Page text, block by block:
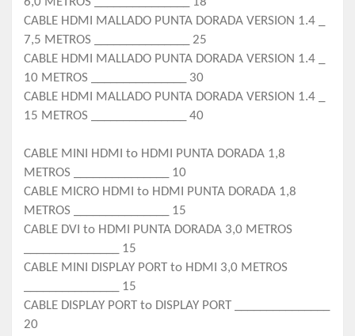
CABLE HDMI MALLADO PUNTA DORADA VERSION 1.4 _
7,5 METROS _______________ 25
CABLE HDMI MALLADO PUNTA DORADA VERSION 1.4 _
10 METROS _______________ 30
CABLE HDMI MALLADO PUNTA DORADA VERSION 1.4 _
15 METROS _______________ 40
CABLE MINI HDMI to HDMI PUNTA DORADA 1,8
METROS _______________ 10
CABLE MICRO HDMI to HDMI PUNTA DORADA 1,8
METROS _______________ 15
CABLE DVI to HDMI PUNTA DORADA 3,0 METROS
_______________ 15
CABLE MINI DISPLAY PORT to HDMI 3,0 METROS
_______________ 15
CABLE DISPLAY PORT to DISPLAY PORT _______________
20